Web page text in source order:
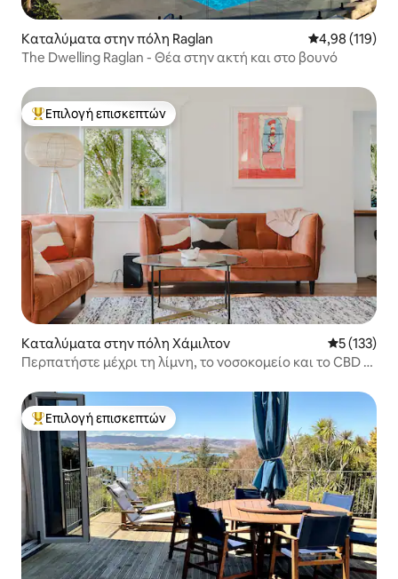
Καταλύματα στην πόλη Raglan Μέση
4,98 (119)
The Dwelling Raglan - Θέα στην ακτή και στο βουνό
Κορυφαία επιλογή επισκεπτών
Επιλογή επισκεπτών
Καταλύματα στην πόλη Χάμιλτον Μέση
5 (133)
Περπατήστε μέχρι τη λίμνη, το νοσοκομείο και το CBD –
Κορυφαία επιλογή επισκεπτών
Επιλογή επισκεπτών